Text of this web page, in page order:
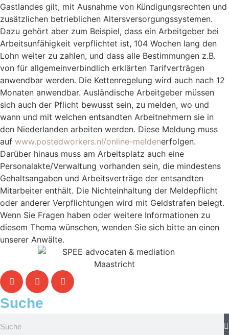
Gastlandes gilt, mit Ausnahme von Kündigungsrechten und
zusätzlichen betrieblichen Altersversorgungssystemen.
Dazu gehört aber zum Beispiel, dass ein Arbeitgeber bei
Arbeitsunfähigkeit verpflichtet ist, 104 Wochen lang den
Lohn weiter zu zahlen, und dass alle Bestimmungen z.B.
von für allgemeinverbindlich erklärten Tarifverträgen
anwendbar werden. Die Kettenregelung wird auch nach 12
Monaten anwendbar. Ausländische Arbeitgeber müssen
sich auch der Pflicht bewusst sein, zu melden, wo und
wann und mit welchen entsandten Arbeitnehmern sie in
den Niederlanden arbeiten werden. Diese Meldung muss
auf www.postedworkers.nl/online-meldenerfolgen.
Darüber hinaus muss am Arbeitsplatz auch eine
Personalakte/Verwaltung vorhanden sein, die mindestens
Gehaltsangaben und Arbeitsverträge der entsandten
Mitarbeiter enthält. Die Nichteinhaltung der Meldepflicht
oder anderer Verpflichtungen wird mit Geldstrafen belegt.
Wenn Sie Fragen haben oder weitere Informationen zu
diesem Thema wünschen, wenden Sie sich bitte an einen
unserer Anwälte.
Suche